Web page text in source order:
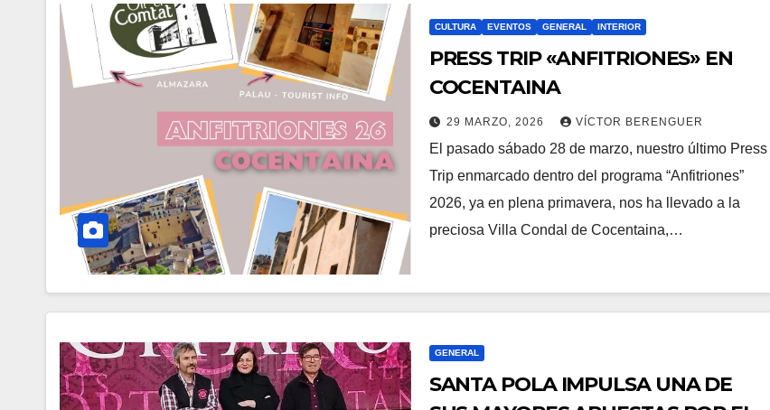
CULTURA EVENTOS GENERAL INTERIOR
PRESS TRIP «ANFITRIONES» EN
COCENTAINA
29 MARZO, 2026 VÍCTOR BERENGUER
El pasado sábado 28 de marzo, nuestro último Press
Trip enmarcado dentro del programa “Anfitriones”
2026, ya en plena primavera, nos ha llevado a la
preciosa Villa Condal de Cocentaina,…
GENERAL
SANTA POLA IMPULSA UNA DE